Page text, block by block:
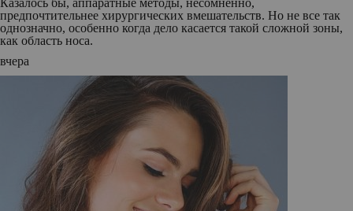
предпочтительнее хирургических вмешательств. Но не все так
однозначно, особенно когда дело касается такой сложной зоны,
как область носа.
вчера